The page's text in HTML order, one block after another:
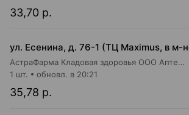
33,70 р.
АстраФарма Кладовая здоровья ООО Аптека №9
35,78 р.
1 шт. обновл. в 20:21